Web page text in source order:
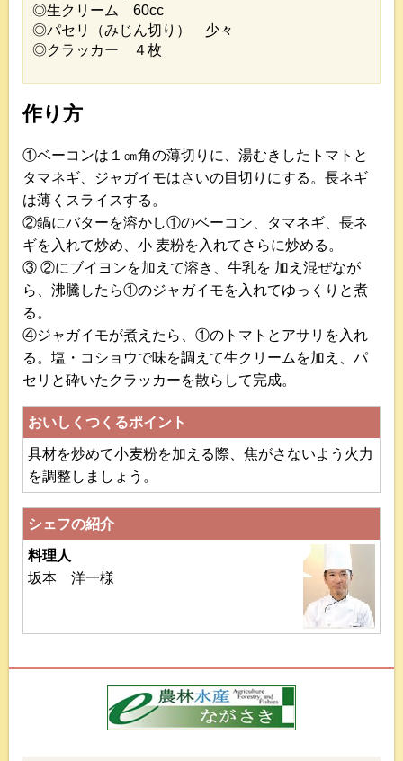
◎生クリーム 60cc
◎パセリ（みじん切り） 少々
◎クラッカー ４枚
作り方
①ベーコンは１㎝角の薄切りに、湯むきしたトマトと
タマネギ、ジャガイモはさいの目切りにする。長ネギ
は薄くスライスする。
②鍋にバターを溶かし①のベーコン、タマネギ、長ネ
ギを入れて炒め、小 麦粉を入れてさらに炒める。
③ ②にブイヨンを加えて溶き、牛乳を 加え混ぜなが
ら、沸騰したら①のジャガイモを入れてゆっくりと煮
る。
④ジャガイモが煮えたら、①のトマトとアサリを入れ
る。塩・コショウで味を調えて生クリームを加え、パ
セリと砕いたクラッカーを散らして完成。
おいしくつくるポイント
具材を炒めて小麦粉を加える際、焦がさないよう火力
を調整しましょう。
シェフの紹介
料理人
坂本 洋一様